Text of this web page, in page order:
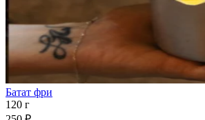
Батат фри
120 г